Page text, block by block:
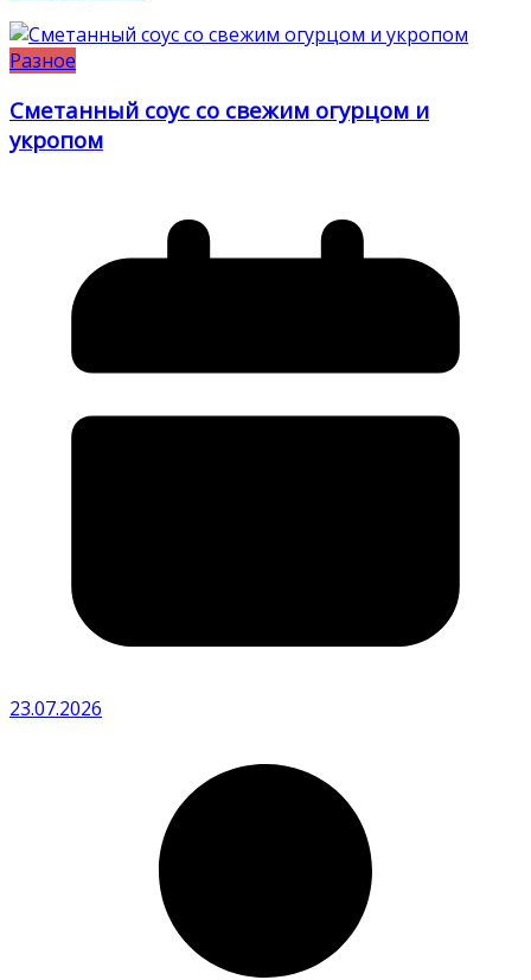
Разное
Сметанный соус со свежим огурцом и
укропом
23.07.2026